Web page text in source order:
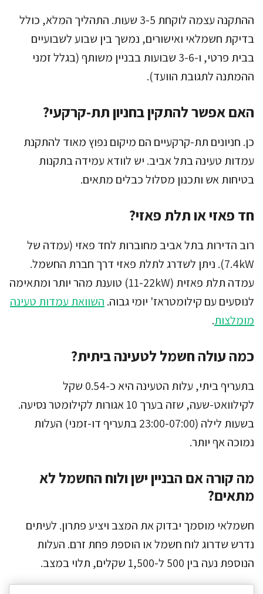
ההתקנה עצמה לוקחת 3-5 שעות. התהליך המלא, כולל
בדיקת חשמלאי ואישורים, נמשך בין שבוע לשבועיים
בבית פרטי, ו-3-6 שבועות בבניין משותף (בגלל זמני
ההמתנה לתגובת הוועד).
האם אפשר להתקין בחניון תת-קרקעי?
כן. חניונים תת-קרקעיים הם מיקום נפוץ מאוד להתקנת
עמדות טעינה בתל אביב. יש לוודא עמידה בתקנות
בטיחות אש ותכנון מסלול כבלים מתאים.
חד פאזי או תלת פאזי?
רוב הדירות בתל אביב מחוברות לחד פאזי (עמדה של
7.4kW). ניתן לשדרג לתלת פאזי דרך חברת החשמל.
עמדה תלת פאזית (11-22kW) טוענת מהר יותר ומתאימה
לנוסעים עם קילומטראז' יומי גבוה. השוואת עמדות טעינה
מומלצות.
כמה עולה חשמל לטעינה ביתית?
בתעריף ביתי, עלות הטעינה היא כ-0.54 שקל
לקילוואט-שעה, שזה בערך 10 אגורות לקילומטר נסיעה.
בשעות לילה (23:00-07:00 בתעריף דו-זמני) העלות
נמוכה אף יותר.
מה קורה אם הבניין ישן ולוח החשמל לא
מתאים?
חשמלאי מוסמך יבדוק את המצב ויציע פתרון. לעיתים
נדרש שדרוג לוח חשמל או הוספת פחת זרם. העלות
הנוספת נעה בין 500 ל-1,500 שקלים, תלוי במצב.